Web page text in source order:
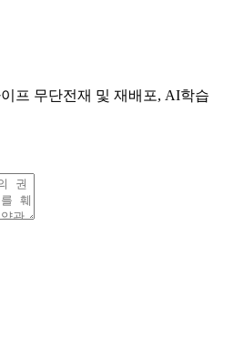
프 무단전재 및 재배포, AI학습